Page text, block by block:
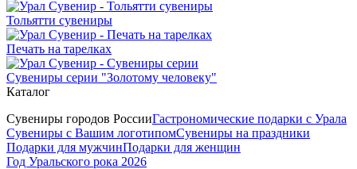
Тольятти сувениры
Печать на тарелках
Сувениры серии "Золотому человеку"
Каталог
Сувениры городов РоссииГастрономические подарки с Урала
Сувениры с Вашим логотипомСувениры на праздники
Подарки для мужчинПодарки для женщин
Год Уральского рока 2026